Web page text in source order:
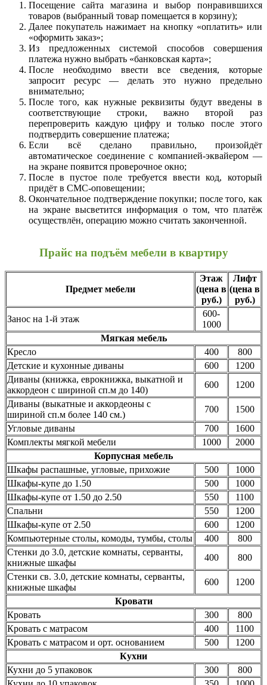
Посещение сайта магазина и выбор понравившихся
товаров (выбранный товар помещается в корзину);
Далее покупатель нажимает на кнопку «оплатить» или
«оформить заказ»;
Из предложенных системой способов совершения
платежа нужно выбрать «банковская карта»;
После необходимо ввести все сведения, которые
запросит ресурс — делать это нужно предельно
внимательно;
После того, как нужные реквизиты будут введены в
соответствующие строки, важно второй раз
перепроверить каждую цифру и только после этого
подтвердить совершение платежа;
Если всё сделано правильно, произойдёт
автоматическое соединение с компанией-эквайером —
на экране появится проверочное окно;
После в пустое поле требуется ввести код, который
придёт в СМС-оповещении;
Окончательное подтверждение покупки; после того, как
на экране высветится информация о том, что платёж
осуществлён, операцию можно считать законченной.
Прайс на подъём мебели в квартиру
Предмет мебели
Этаж
(цена в
руб.)
Лифт
(цена в
руб.)
Занос на 1-й этаж
600-
1000
Мягкая мебель
Кресло
400
800
Детские и кухонные диваны
600
1200
Диваны (книжка, еврокнижка, выкатной и
аккордеон с шириной сп.м до 140)
600
1200
Диваны (выкатные и аккордеоны с
шириной сп.м более 140 см.)
700
1500
Угловые диваны
700
1600
Комплекты мягкой мебели
1000
2000
Корпусная мебель
Шкафы распашные, угловые, прихожие
500
1000
Шкафы-купе до 1.50
500
1000
Шкафы-купе от 1.50 до 2.50
550
1100
Спальни
550
1200
Шкафы-купе от 2.50
600
1200
Компьютерные столы, комоды, тумбы, столы
400
800
Стенки до 3.0, детские комнаты, серванты,
книжные шкафы
400
800
Стенки св. 3.0, детские комнаты, серванты,
книжные шкафы
600
1200
Кровати
Кровать
300
800
Кровать с матрасом
400
1100
Кровать с матрасом и орт. основанием
500
1200
Кухни
Кухни до 5 упаковок
300
800